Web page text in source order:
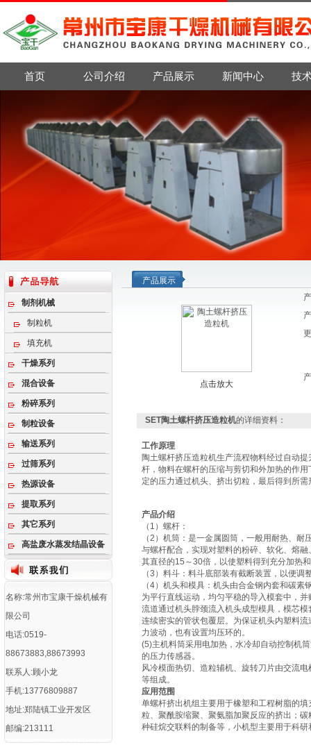
首页 公司介绍 产品展示 新闻中心 技
制剂机械
制粒机
填充机
干燥系列
混合设备
粉碎系列
制粒设备
输送系列
过筛系列
热源设备
提取系列
其它系列
高盐废水蒸发结晶设备
名称:常州市宝康干燥机械有
限公司
电话:0519-
88673883,88673993
联系人:顾小龙
手机:13776809887
地址:郑陆镇工业开发区
邮编:213111
产品展示
点击放大
SET陶土螺杆挤压造粒机的详细资料：
工作原理
陶土螺杆挤压造粒机生产流程物料经过自动
杆，物料在螺杆的压缩与剪切和外加热的作
定的压力通过机头、挤出切粒，最后得到所需
产品介绍
（1）螺杆：
（2）机筒：是一金属圆筒，一般用耐热、
与螺杆配合，实现对塑料的粉碎、软化、熔
其直径的15～30倍，以使塑料得到充分加热
（3）料斗：料斗底部装有截断装置，以便
（4）机头和模具：机头由合金钢内套和碳
为平行直线运动，均匀平稳的导入模套中，
流道通过机头脖颈流入机头成型模具，模芯
连续密实的管状包覆层。为保证机头内塑料
力波动，也有设置均压环的。
(5)主机料筒采用电加热，水冷却自动控制机
的压力传感器。
风冷模面热切、造粒辅机、旋转刀片由交流
等组成。
应用范围
单螺杆挤出机组主要用于橡塑和工程树脂的
粒、聚酰胺缩聚、聚氨脂加聚反应的挤出；
种硅烷交联料的制备等，小机型主要用于科研